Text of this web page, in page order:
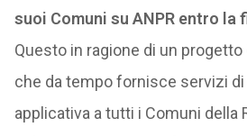
suoi Comuni su ANPR entro la
Questo in ragione di un progetto
che da tempo fornisce servizi
applicativa a tutti i Comuni della